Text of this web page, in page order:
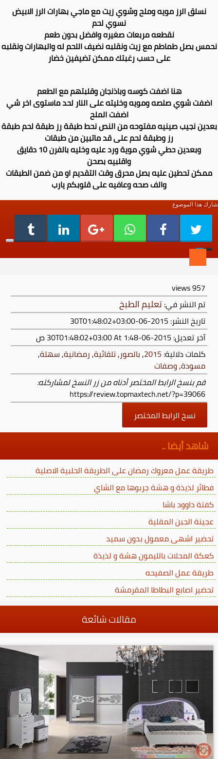
نسلق الرز مويه وملح وشوي زيت مع ماجي بهارات الرز الابيض
نسوي لحم
نقطعه مربعات صغيره وافضل بدون طعم
نحمس بصل طماطم مع زيت ونقلبه نضيف اللحم له والبهارات ونقلبه
على حسب رغبتك ممكن تضيفين خضار
هنا اضفت كوسه وباذنجان وقلبتهم مع الطعم
اضفت شوي صلصه ومويه وخليته على النار لحد ماستوى اخر شي
اضفت الملح
بعدين نجيب صينيه مفتوحه من النص نحط طبقة رز طبقة لحم طبقة
رز وطبقة لحم على قد ماتبين من طبقات
وبعدين حطي شوي موية ورد عليه وخليه بالفرن 10 دقايق
واقلبيه بصحن
ممكن تحطين عليه بصل محرق وقت التقديم او من ضمن الطبقات
والف صحه وعافيه على قلوبكم يارب
شارك هذا الموضوع
957
views
تم النشر في:تعليم الطبخ
تاريخ النشر: 2015-06-30T01:48:02+03:00
آخر تعديل: 2015-06-30T01:48:02+03:00
At 1:48 ص
كلمات دلالية: 2015
,بالصور,تلقائية,رمضانية,سهلة,
مسودة,وصفات
قم بنسخ الرابط المختصر أدناه من زر النسخ لمشاركته:
https://review.topmaxtech.net/?p=39066
نسخ الرابط المختصر
شاهد أيضا ..
طريقة عمل معروك رمضان على الطريقة الحلبية الاصلية
فطائر لذيذة و هشة جربوها مع الشاي
كفتة داوود باشا
عجينة الجبن المقلية
تحضير اشهى معمول بدون سميد
كعكة المحلات بالليمون هشة و لذيذة
طريقة عمل الصفيحه
تحضير اصابع البطاطا المقرمشة
مقالات شائعة